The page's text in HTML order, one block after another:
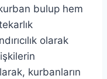
bulup hem
olarak
kurbanların